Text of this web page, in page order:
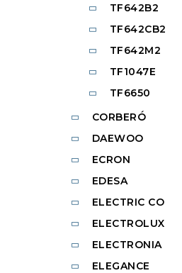
TF642B2
TF642CB2
TF642M2
TF1047E
TF6650
CORBERÓ
DAEWOO
ECRON
EDESA
ELECTRIC CO
ELECTROLUX
ELECTRONIA
ELEGANCE